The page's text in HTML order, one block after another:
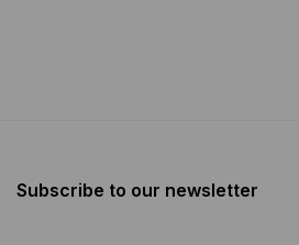
Subscribe to our newsletter